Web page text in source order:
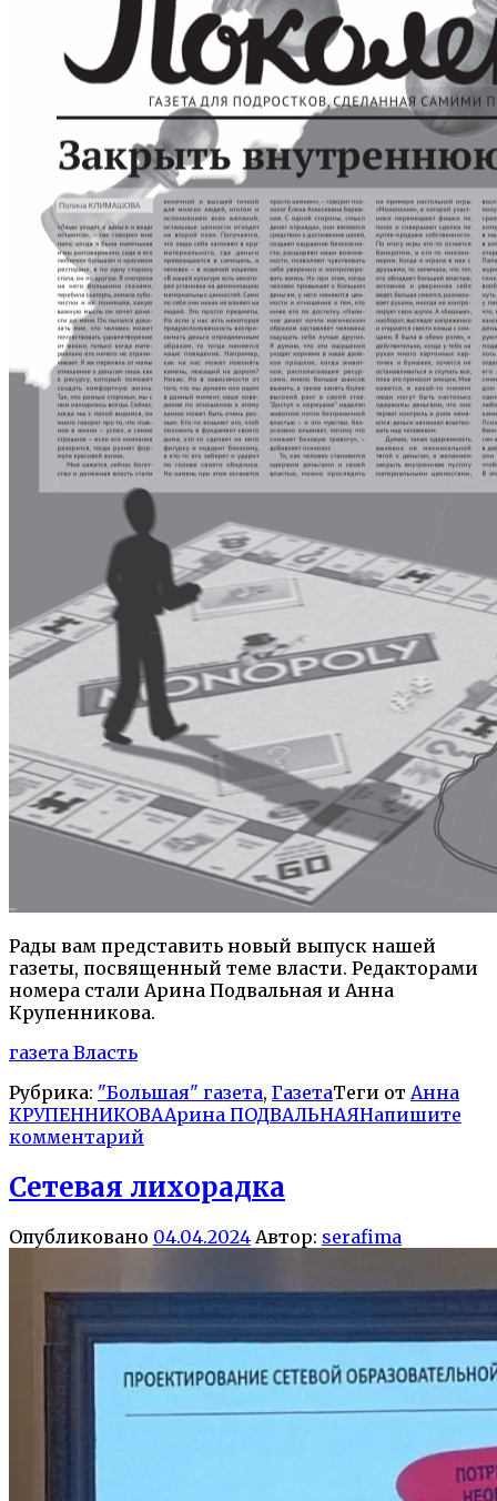
Рады вам представить новый выпуск нашей
газеты, посвященный теме власти. Редакторами
номера стали Арина Подвальная и Анна
Крупенникова.
газета Власть
Рубрика: "Большая" газета, ГазетаТеги от Анна
КРУПЕННИКОВААрина ПОДВАЛЬНАЯНапишите
комментарий
Сетевая лихорадка
Опубликовано 04.04.2024 Автор: serafima